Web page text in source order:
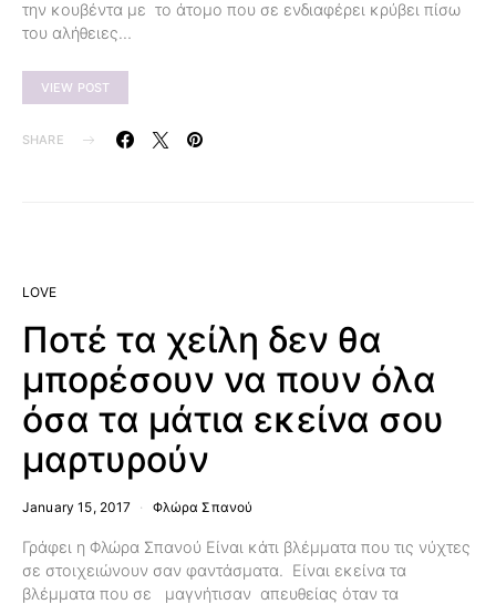
την κουβέντα με το άτομο που σε ενδιαφέρει κρύβει πίσω
του αλήθειες…
VIEW POST
SHARE
LOVE
Ποτέ τα χείλη δεν θα
μπορέσουν να πουν όλα
όσα τα μάτια εκείνα σου
μαρτυρούν
January 15, 2017 Φλώρα Σπανού
Γράφει η Φλώρα Σπανού Είναι κάτι βλέμματα που τις νύχτες
σε στοιχειώνουν σαν φαντάσματα. Είναι εκείνα τα
βλέμματα που σε μαγνήτισαν απευθείας όταν τα